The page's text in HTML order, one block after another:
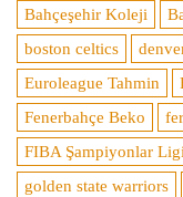
Bahçeşehir Koleji
boston celtics
Euroleague Tahmin
Fenerbahçe Beko
FIBA Şampiyonlar
golden state warriors